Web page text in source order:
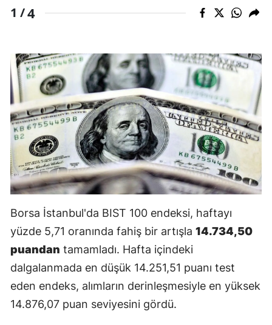
1 /4
Borsa İstanbul'da BIST 100 endeksi, haftayı
yüzde 5,71 oranında fahiş bir artışla 14.734,50
puandan tamamladı. Hafta içindeki
dalgalanmada en düşük 14.251,51 puanı test
eden endeks, alımların derinleşmesiyle en yüksek
14.876,07 puan seviyesini gördü.